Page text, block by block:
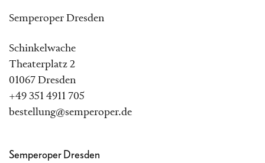
Semperoper Dresden
Schinkelwache
Theaterplatz 2
01067 Dresden
+49 351 4911 705
bestellung@semperoper.de
Semperoper Dresden